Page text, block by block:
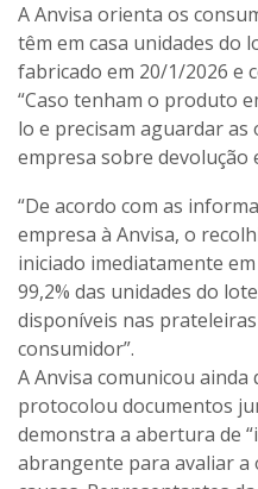
A Anvisa orienta os
têm em casa unidades do
fabricado em 20/1/2026 e
“Caso tenham o produto
lo e precisam aguardar as
empresa sobre devolução
“De acordo com as
empresa à Anvisa, o
iniciado imediatamente
99,2% das unidades do
disponíveis nas
consumidor”.
A Anvisa comunicou ainda
protocolou documentos
demonstra a abertura de
abrangente para avaliar a